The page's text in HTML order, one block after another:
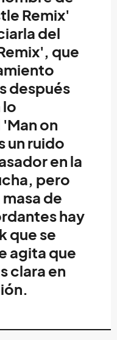
Remix'
del
, que
después
lo
'Man on
un ruido
en la
pero
masa de
hay
que se
agita que
clara en